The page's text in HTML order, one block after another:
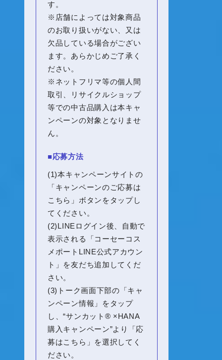
す。
※店舗によっては対象商品
のお取り扱いがない、又は
欠品している場合がござい
ます。あらかじめご了承く
ださい。
※ネットフリマ等の個人間
取引、リサイクルショップ
等での中古品購入は本キャ
ンペーンの対象となりませ
ん。
■応募方法
(1)本キャンペーンサイトの
「キャンペーンのご応募は
こちら」ボタンをタップし
てください。
(2)LINE ログイン後、自動で
表示される「コーセーコス
メポート LINE公式アカウン
ト」を友だち追加してくだ
さい。
(3)トーク画面下部の「キャ
ンペーン情報」をタップ
し、“サンカット®︎ ×HANA
購入キャンペーン”より「応
募はこちら」を選択してく
ださい。